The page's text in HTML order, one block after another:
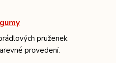
pruženek
provedení.